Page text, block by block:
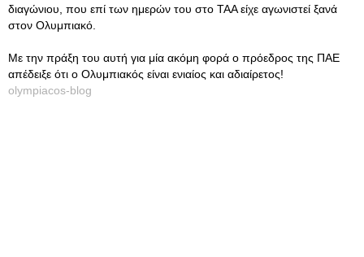
διαγώνιου, που επί των ημερών του στο ΤΑΑ είχε αγωνιστεί ξανά
στον Ολυμπιακό.
Με την πράξη του αυτή για μία ακόμη φορά ο πρόεδρος της ΠΑΕ
απέδειξε ότι ο Ολυμπιακός είναι ενιαίος και αδιαίρετος!
olympiacos-blog